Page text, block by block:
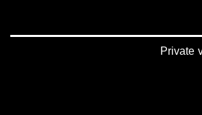
Private